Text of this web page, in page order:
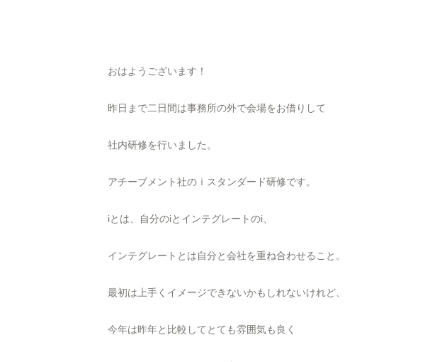
おはようございます！
昨日まで二日間は事務所の外で会場をお借りして
社内研修を行いました。
アチーブメント社のｉスタンダード研修です。
iとは、自分のiとインテグレートのi、
インテグレートとは自分と会社を重ね合わせること。
最初は上手くイメージできないかもしれないけれど、
今年は昨年と比較してとても雰囲気も良く